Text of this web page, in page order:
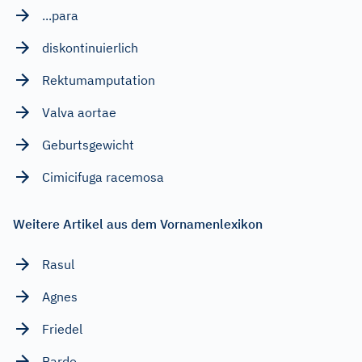
...para
diskontinuierlich
Rektumamputation
Valva aortae
Geburtsgewicht
Cimicifuga racemosa
Weitere Artikel aus dem Vornamenlexikon
Rasul
Agnes
Friedel